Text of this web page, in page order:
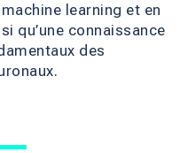
learning et en
qu’une connaissance
des